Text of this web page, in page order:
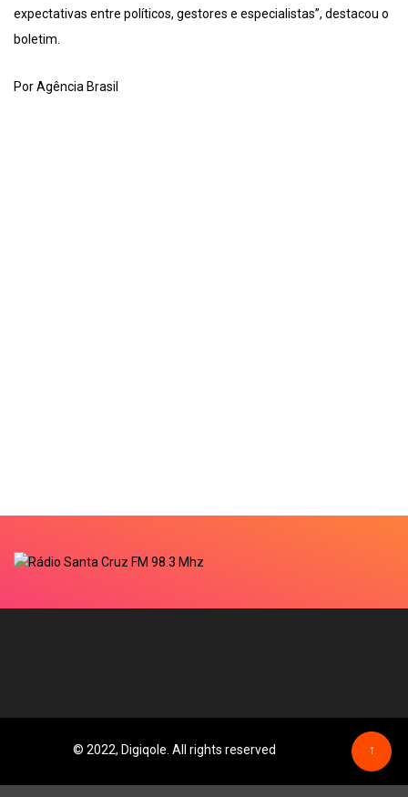
expectativas entre políticos, gestores e especialistas”, destacou o
boletim.
Por Agência Brasil
© 2022, Digiqole. All rights reserved ↑